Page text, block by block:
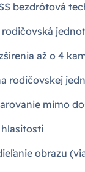
bezdrôtová
až o 4
rodičovskej
mimo
obrazu